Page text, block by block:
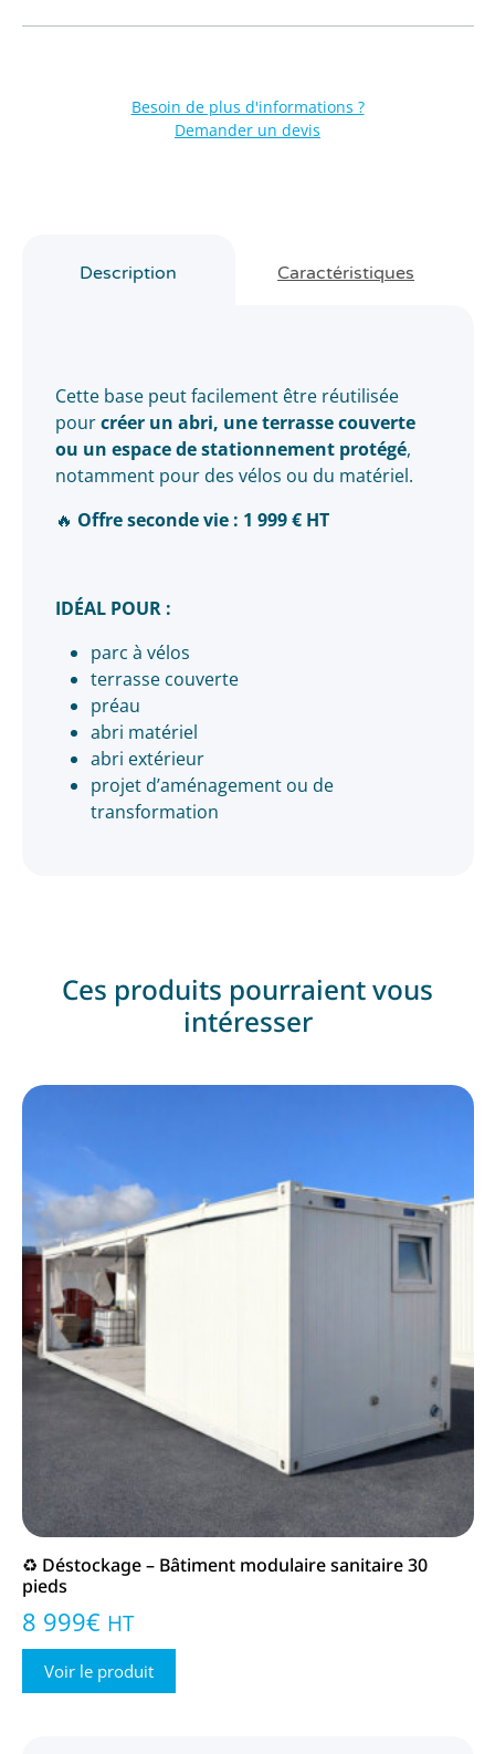
Besoin de plus d'informations ?
Demander un devis
Description Caractéristiques
Cette base peut facilement être réutilisée
pourcréer un abri, une terrasse couverte
ou un espace de stationnement protégé,
notamment pour des vélos ou du matériel.
🔥 Offre seconde vie : 1 999 € HT
IDÉAL POUR :
parc à vélos
terrasse couverte
préau
abri matériel
abri extérieur
projet d’aménagement ou de
transformation
Ces produits pourraient vous
intéresser
♻️ Déstockage – Bâtiment modulaire sanitaire 30
pieds
8 999€ HT
Voir le produit